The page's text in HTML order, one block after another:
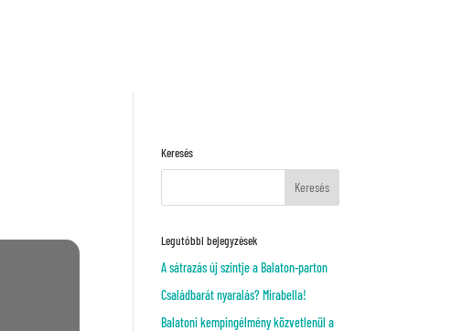
Keresés
Legutóbbi bejegyzések
A sátrazás új szintje a Balaton-parton
Családbarát nyaralás? Mirabella!
Balatoni kempingélmény közvetlenül a